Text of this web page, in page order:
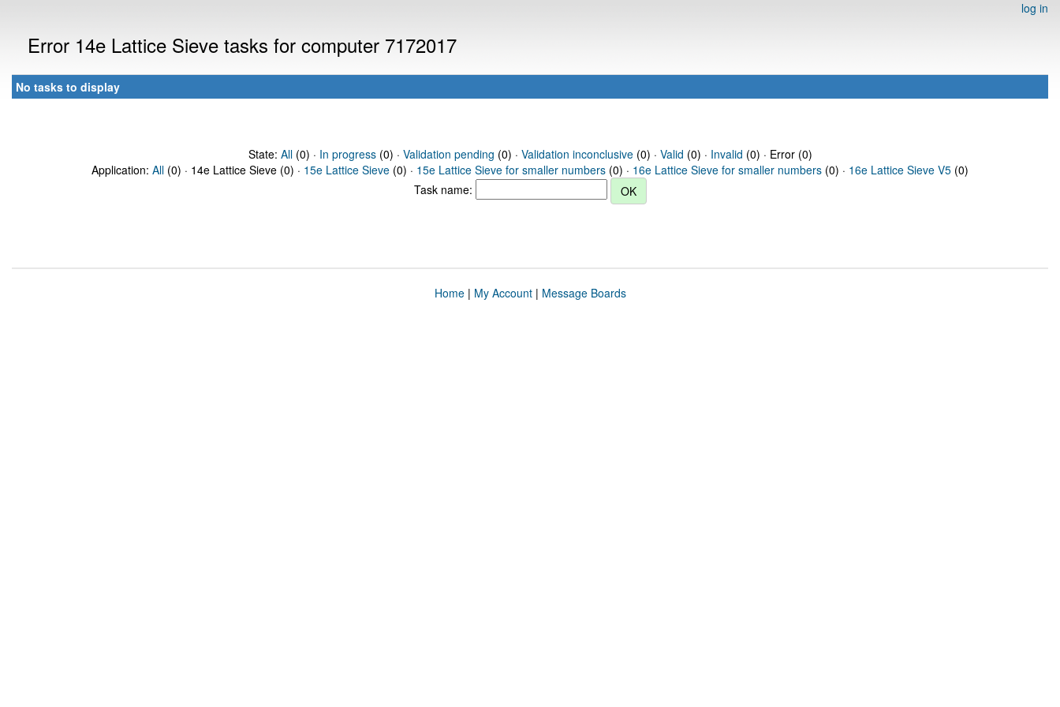
log in
Error 14e Lattice Sieve tasks for computer 7172017
No tasks to display
State: All(0) · In progress(0) · Validation pending (0) · Validation inconclusive(0) · Valid (0) · Invalid (0) · Error (0)
Application: All (0) · 14e Lattice Sieve (0) · 15e Lattice Sieve (0) · 15e Lattice Sieve for smaller numbers (0) · 16e Lattice Sieve for smaller numbers (0) · 16e Lattice Sieve V5 (0)
Task name:
Home| My Account| Message Boards